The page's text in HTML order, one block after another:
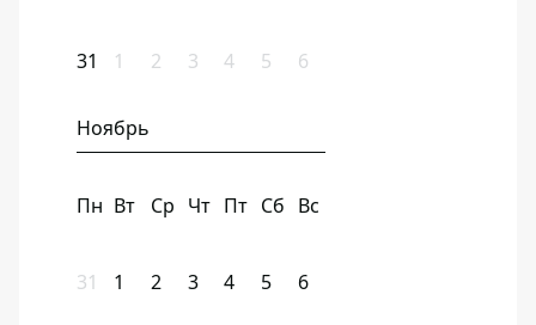
31 1 2 3 4 5 6
Ноябрь
Пн Вт Ср Чт Пт Сб Вс
31 1 2 3 4 5 6